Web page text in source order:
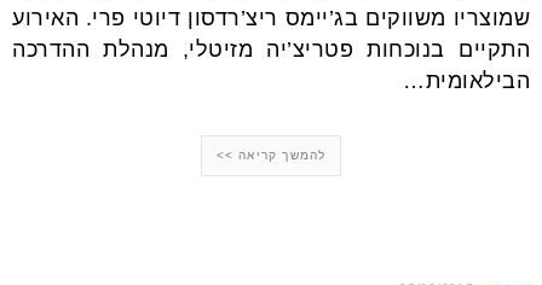
שמוצריו משווקים בג’יימס ריצ’רדסון דיוטי פרי. האירוע
התקיים בנוכחות פטריצ’יה מזיטלי, מנהלת ההדרכה
הבילאומית…
להמשך קריאה >>